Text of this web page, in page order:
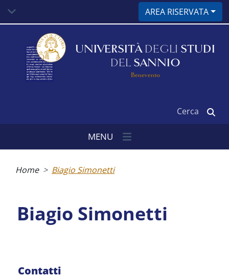
contenuto
AREA RISERVATA
UNIVERSITÀ DEGLI STUDI
DEL SANNIO
Benevento
MENU
Home Biagio Simonetti
Biagio Simonetti
Contatti